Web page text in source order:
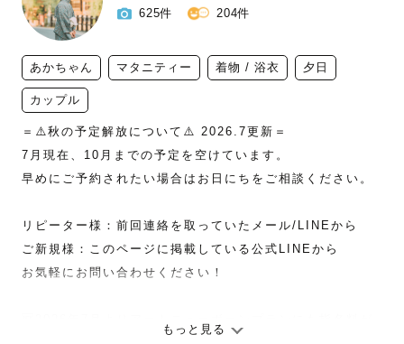
625件 204件
あかちゃん マタニティー 着物 / 浴衣 夕日
カップル
＝⚠️秋の予定解放について⚠️ 2026.7更新＝
7月現在、10月までの予定を空けています。
早めにご予約されたい場合はお日にちをご相談ください。
リピーター様：前回連絡を取っていたメール/LINEから
ご新規様：このページに掲載している公式LINEから
お気軽にお問い合わせください！
もっと見る